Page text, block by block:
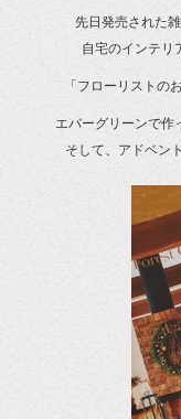
先日発売された
自宅のインテリ
「フローリストの
エバーグリーンで作
そして、アドベン